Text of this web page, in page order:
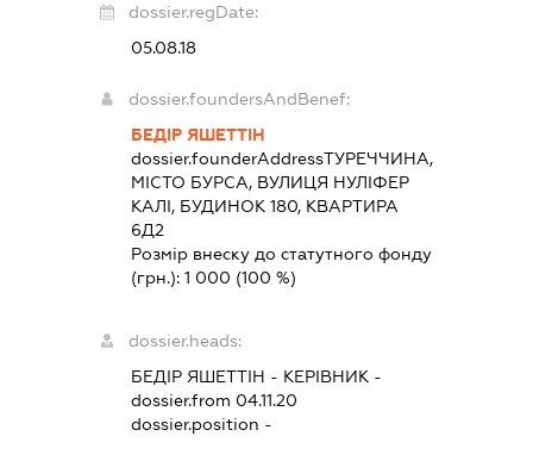
dossier.regDate:
05.08.18
dossier.foundersAndBenef:
БЕДІР ЯШЕТТІН
dossier.founderAddressТУРЕЧЧИНА,
МІСТО БУРСА, ВУЛИЦЯ НУЛІФЕР
КАЛІ, БУДИНОК 180, КВАРТИРА
6Д2
Розмір внеску до статутного фонду
(грн.): 1 000 (100 %)
dossier.heads:
БЕДІР ЯШЕТТІН - КЕРІВНИК -
dossier.from 04.11.20
dossier.position -